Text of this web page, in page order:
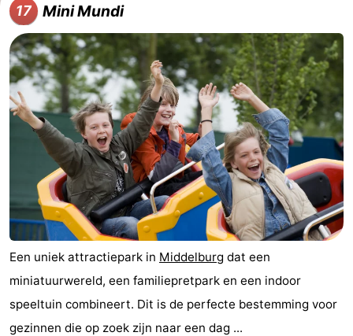
17 Mini Mundi
Een uniek attractiepark in Middelburg dat een
miniatuurwereld, een familiepretpark en een indoor
speeltuin combineert. Dit is de perfecte bestemming voor
gezinnen die op zoek zijn naar een dag ...